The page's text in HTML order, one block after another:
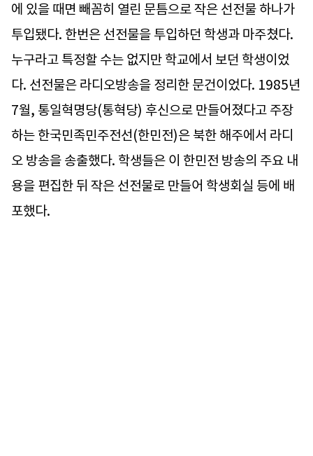
에 있을 때면 빼꼼히 열린 문틈으로 작은 선전물 하나가
투입됐다. 한번은 선전물을 투입하던 학생과 마주쳤다.
누구라고 특정할 수는 없지만 학교에서 보던 학생이었
다. 선전물은 라디오방송을 정리한 문건이었다. 1985년
7월, 통일혁명당(통혁당) 후신으로 만들어졌다고 주장
하는 한국민족민주전선(한민전)은 북한 해주에서 라디
오 방송을 송출했다. 학생들은 이 한민전 방송의 주요 내
용을 편집한 뒤 작은 선전물로 만들어 학생회실 등에 배
포했다.